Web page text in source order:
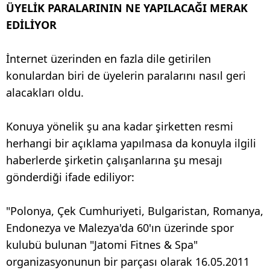
ÜYELİK PARALARININ NE YAPILACAĞI MERAK
EDİLİYOR
İnternet üzerinden en fazla dile getirilen
konulardan biri de üyelerin paralarını nasıl geri
alacakları oldu.
Konuya yönelik şu ana kadar şirketten resmi
herhangi bir açıklama yapılmasa da konuyla ilgili
haberlerde şirketin çalışanlarına şu mesajı
gönderdiği ifade ediliyor:
"Polonya, Çek Cumhuriyeti, Bulgaristan, Romanya,
Endonezya ve Malezya'da 60'ın üzerinde spor
kulubü bulunan "Jatomi Fitnes & Spa"
organizasyonunun bir parçası olarak 16.05.2011